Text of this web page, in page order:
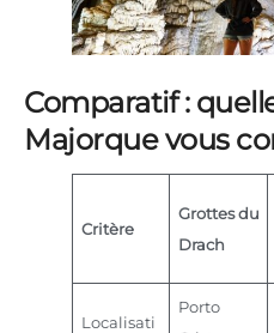
Comparatif :
Majorque vous
Critère
Grottes du
Drach
Localisati
Porto